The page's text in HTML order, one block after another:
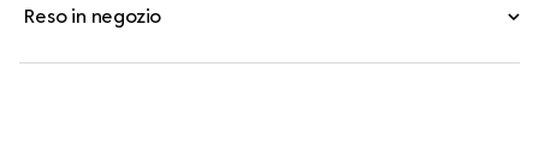
Reso in negozio